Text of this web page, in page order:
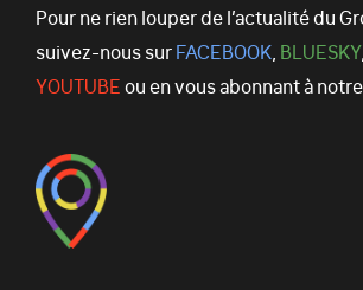
Pour ne rien louper de l’actualité du
suivez-nous surFACEBOOK, BLUESKY,
YOUTUBEou en vous abonnant à notre